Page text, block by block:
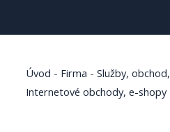
Úvod - Firma -Služby,
Internetové obchody, e-shopy